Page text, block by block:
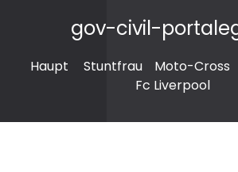
gov-civil-
Haupt Stuntfrau Moto-Cross
Fc Liverpool